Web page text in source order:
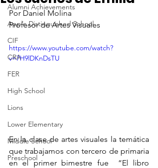
Alumni Achievements
Apple Distinguished School
CIF
CRA
FER
High School
Lions
Lower Elementary
Middle School
Preschool
Por Daniel Molina
Profesor de Artes Visuales
https://www.youtube.com/watch?
v=7H9lDKnDsTU
En la clase de artes visuales la temática
que trabajamos con tercero de primaria
en el primer bimestre fue  “El libro